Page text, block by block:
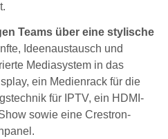
Teams über eine stylische
Ideenaustausch und
Mediasystem in das
ein Medienrack für die
für IPTV, ein HDMI-
sowie eine Crestron-